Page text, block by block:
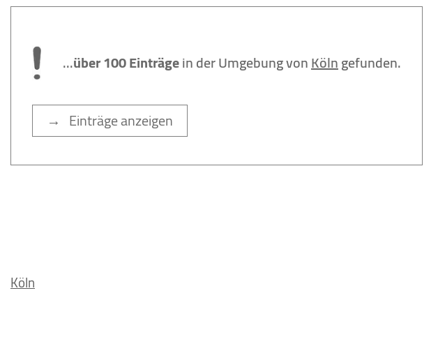
...über 100 Einträgein der Umgebung vonKölngefunden.
→ Einträge anzeigen
Köln